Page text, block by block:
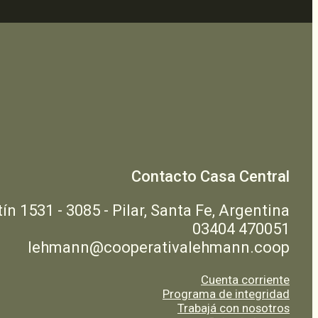
Contacto Casa Central
1531 - 3085 - Pilar, Santa Fe, Argentina
03404 470051
lehmann@cooperativalehmann.coop
Cuenta corriente
Programa de integridad
Trabajá con nosotros